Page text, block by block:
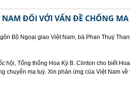
ĐỐI VỚI VẤN ĐỀ CHỐNG MA
Bộ Ngoại giao Việt Nam, bà Phan Thuý
hội, Tổng thống Hoa Kỳ B. Clinton cho biết
chuyển ma tuý. Xin phản ứng của Việt Nam về